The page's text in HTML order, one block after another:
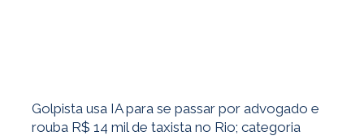
Golpista usa IA para se passar por advogado e
rouba R$ 14 mil de taxista no Rio; categoria